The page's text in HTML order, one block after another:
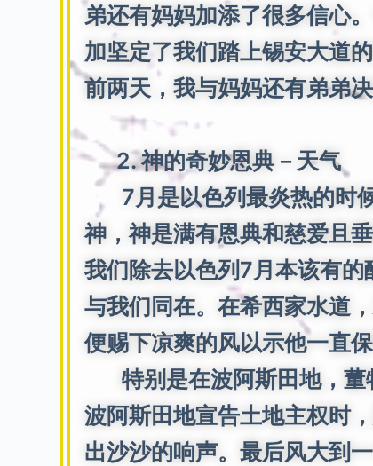
弟还有妈妈加添了很多信心
加坚定了我们踏上锡安大道
前两天，我与妈妈还有弟弟
2. 神的奇妙恩典－天气
7月是以色列最炎热的时候
神，神是满有恩典和慈爱且
我们除去以色列7月本该有
与我们同在。在希西家水道
便赐下凉爽的风以示他一直
特别是在波阿斯田地，董
波阿斯田地宣告土地主权时
出沙沙的响声。最后风大到